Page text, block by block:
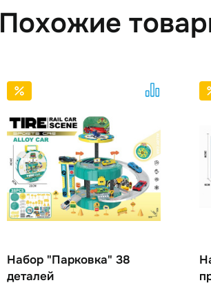
Похожие
Набор "Парковка" 38
деталей